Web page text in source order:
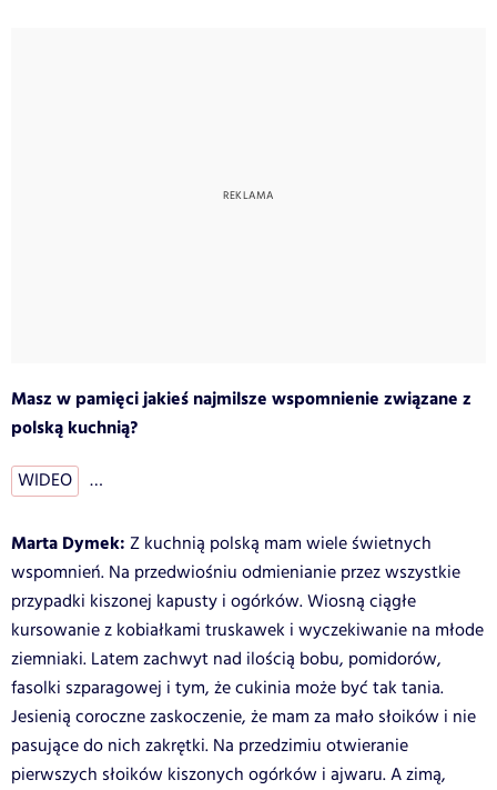
Masz w pamięci jakieś najmilsze wspomnienie związane z
polską kuchnią?
WIDEO …
Marta Dymek: Z kuchnią polską mam wiele świetnych
wspomnień. Na przedwiośniu odmienianie przez wszystkie
przypadki kiszonej kapusty i ogórków. Wiosną ciągłe
kursowanie z kobiałkami truskawek i wyczekiwanie na młode
ziemniaki. Latem zachwyt nad ilością bobu, pomidorów,
fasolki szparagowej i tym, że cukinia może być tak tania.
Jesienią coroczne zaskoczenie, że mam za mało słoików i nie
pasujące do nich zakrętki. Na przedzimiu otwieranie
pierwszych słoików kiszonych ogórków i ajwaru. A zimą,